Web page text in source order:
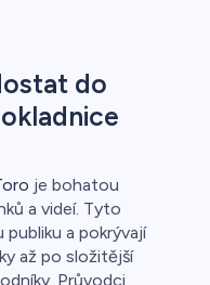
do
je bohatou
a videí. Tyto
a pokrývají
až po složitější
Průvodci